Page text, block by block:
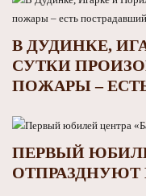
В ДУДИНКЕ,
СУТКИ
ПОЖАРЫ –
ПЕРВЫЙ
ОТПРАЗДНУЮТ